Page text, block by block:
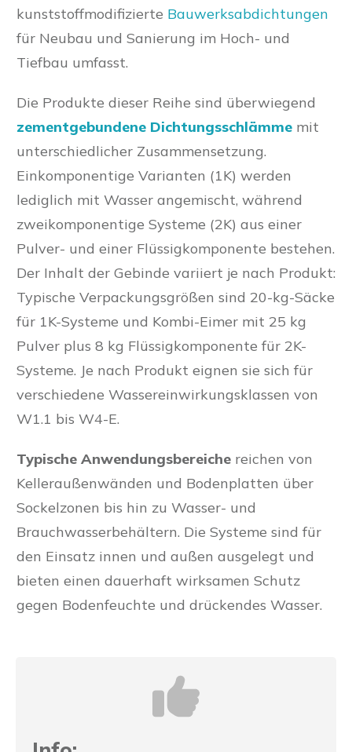
kunststoffmodifizierte Bauwerksabdichtungen
für Neubau und Sanierung im Hoch- und
Tiefbau umfasst.
Die Produkte dieser Reihe sind überwiegend
zementgebundene Dichtungsschlämme mit
unterschiedlicher Zusammensetzung.
Einkomponentige Varianten (1K) werden
lediglich mit Wasser angemischt, während
zweikomponentige Systeme (2K) aus einer
Pulver- und einer Flüssigkomponente bestehen.
Der Inhalt der Gebinde variiert je nach Produkt:
Typische Verpackungsgrößen sind 20-kg-Säcke
für 1K-Systeme und Kombi-Eimer mit 25 kg
Pulver plus 8 kg Flüssigkomponente für 2K-
Systeme. Je nach Produkt eignen sie sich für
verschiedene Wassereinwirkungsklassen von
W1.1 bis W4-E.
Typische Anwendungsbereiche reichen von
Kelleraußenwänden und Bodenplatten über
Sockelzonen bis hin zu Wasser- und
Brauchwasserbehältern. Die Systeme sind für
den Einsatz innen und außen ausgelegt und
bieten einen dauerhaft wirksamen Schutz
gegen Bodenfeuchte und drückendes Wasser.